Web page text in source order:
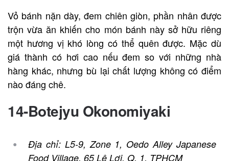
Vỏ bánh nặn dày, đem chiên giòn, phần nhân được
trộn vừa ăn khiến cho món bánh này sở hữu riêng
một hương vị khó lòng có thể quên được. Mặc dù
giá thành có hơi cao nếu đem so với những nhà
hàng khác, nhưng bù lại chất lượng không có điểm
nào đáng chê.
14-Botejyu Okonomiyaki
Địa chỉ: L5-9, Zone 1, Oedo Alley Japanese
Food Village, 65 Lê Lợi, Q. 1, TPHCM